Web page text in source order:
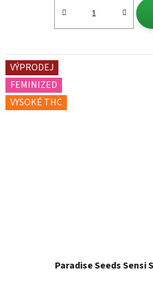
VÝPRODEJ
FEMINIZED
VYSOKÉ THC
Paradise Seeds Sensi